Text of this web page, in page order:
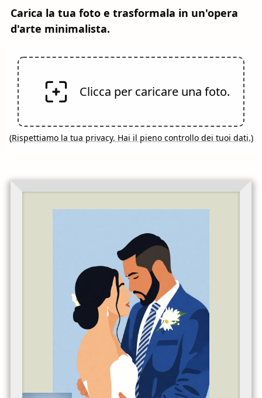
Carica la tua foto e trasformala in un'opera
d'arte minimalista.
Clicca per caricare una foto.
(Rispettiamo la tua privacy. Hai il pieno controllo dei tuoi dati.)